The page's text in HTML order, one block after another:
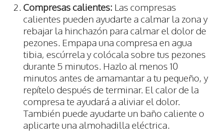
Compresas calientes: Las compresas
calientes pueden ayudarte a calmar la zona y
rebajar la hinchazón para calmar el dolor de
pezones. Empapa una compresa en agua
tibia, escúrrela y colócala sobre tus pezones
durante 5 minutos. Hazlo al menos 10
minutos antes de amamantar a tu pequeño, y
repítelo después de terminar. El calor de la
compresa te ayudará a aliviar el dolor.
También puede ayudarte un baño caliente o
aplicarte una almohadilla eléctrica.